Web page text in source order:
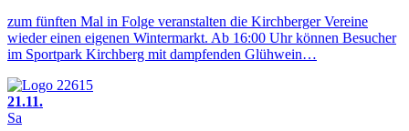
zum fünften Mal in Folge veranstalten die Kirchberger Vereine
wieder einen eigenen Wintermarkt. Ab 16:00 Uhr können Besucher
im Sportpark Kirchberg mit dampfenden Glühwein…
21.11.
Sa